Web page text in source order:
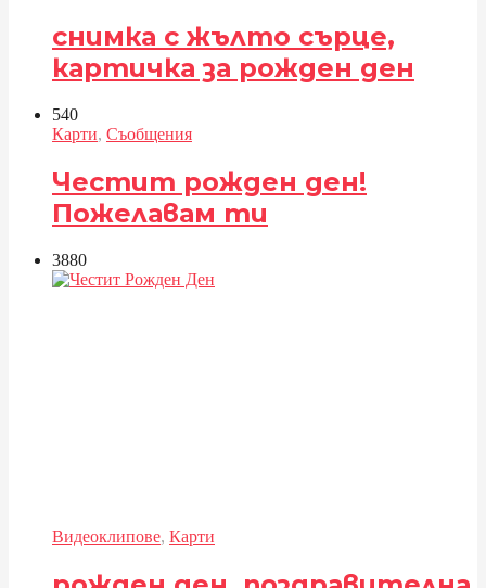
снимка с жълто сърце,
картичка за рожден ден
540
Карти, Съобщения
Честит рожден ден!
Пожелавам ти
3880
Видеоклипове, Карти